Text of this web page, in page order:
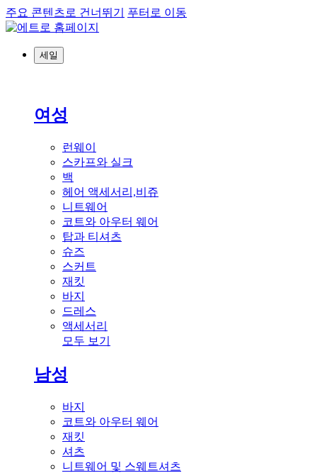
주요 콘텐츠로 건너뛰기 푸터로 이동
세일
여성
런웨이
스카프와 실크
백
헤어 액세서리,비쥬
니트웨어
코트와 아우터 웨어
탑과 티셔츠
슈즈
스커트
재킷
바지
드레스
액세서리
모두 보기
남성
바지
코트와 아우터 웨어
재킷
셔츠
니트웨어 및 스웨트셔츠